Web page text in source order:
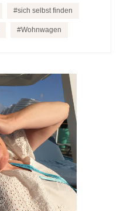
sich selbst finden
Wohnwagen